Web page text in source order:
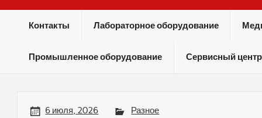
Контакты Лабораторное оборудование
Промышленное оборудование Сервисный центр
6 июля, 2026 Разное